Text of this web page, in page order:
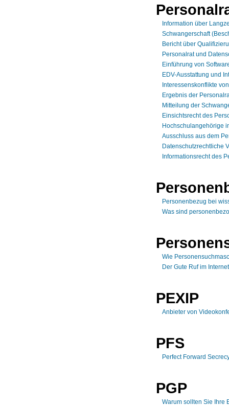
Information über
Schwangerschaft
Bericht über
Personalrat und
Einführung von
EDV-Ausstattung und
Interessenskonflikte
Ergebnis der
Mitteilung der
Einsichtsrecht des
Hochschulangehörige
Ausschluss aus dem
Datenschutzrechtliche
Informationsrecht des
Personenbezug bei
Was sind
Wie
Der Gute Ruf im Internet
PEXIP
Anbieter von
PFS
Perfect Forward
PGP
Warum sollten Sie Ihre